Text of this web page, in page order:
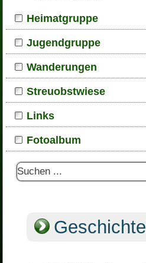
Heimatgruppe
Jugendgruppe
Wanderungen
Streuobstwiese
Links
Fotoalbum
Geschichte